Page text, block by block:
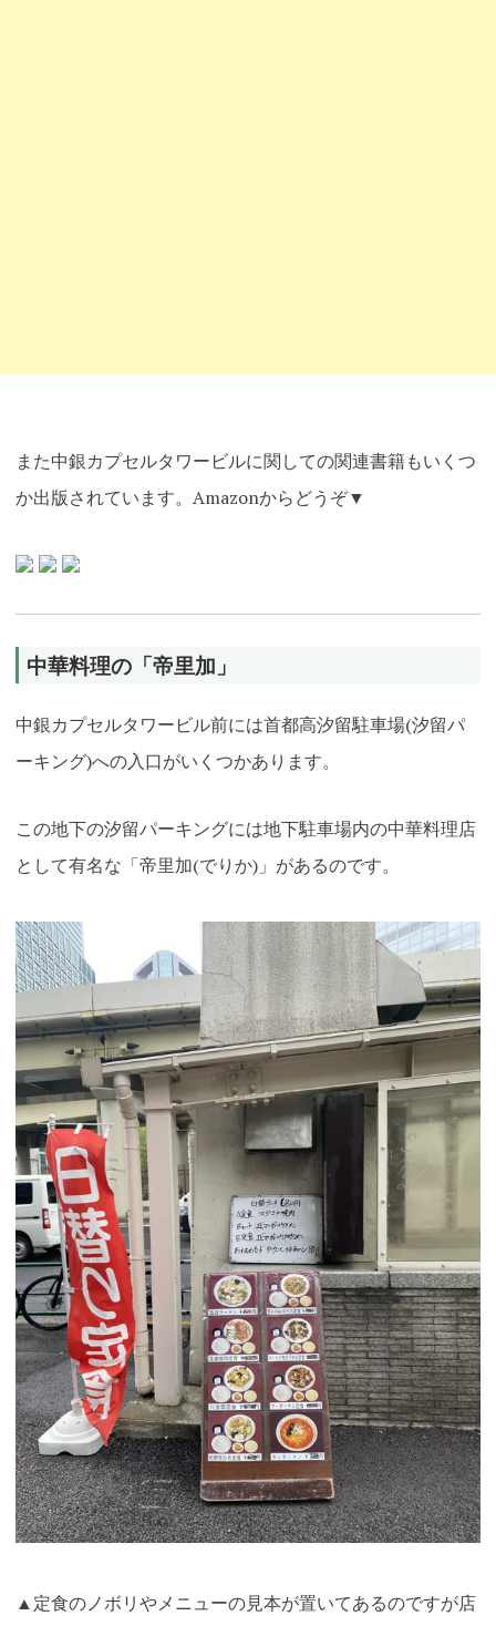
また中銀カプセルタワービルに関しての関連書籍もいくつ
か出版されています。Amazonからどうぞ▼
中華料理の「帝里加」
中銀カプセルタワービル前には首都高汐留駐車場(汐留パ
ーキング)への入口がいくつかあります。
この地下の汐留パーキングには地下駐車場内の中華料理店
として有名な「帝里加(でりか)」があるのです。
▲定食のノボリやメニューの見本が置いてあるのですが店